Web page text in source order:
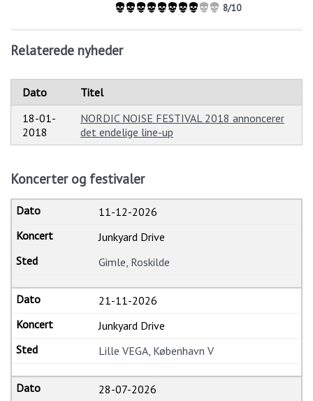
8/10
Relaterede nyheder
Dato
Titel
18-01-
2018
NORDIC NOISE FESTIVAL 2018 annoncerer
det endelige line-up
Koncerter og festivaler
11-12-2026
Junkyard Drive
Gimle, Roskilde
21-11-2026
Junkyard Drive
Lille VEGA, København V
28-07-2026